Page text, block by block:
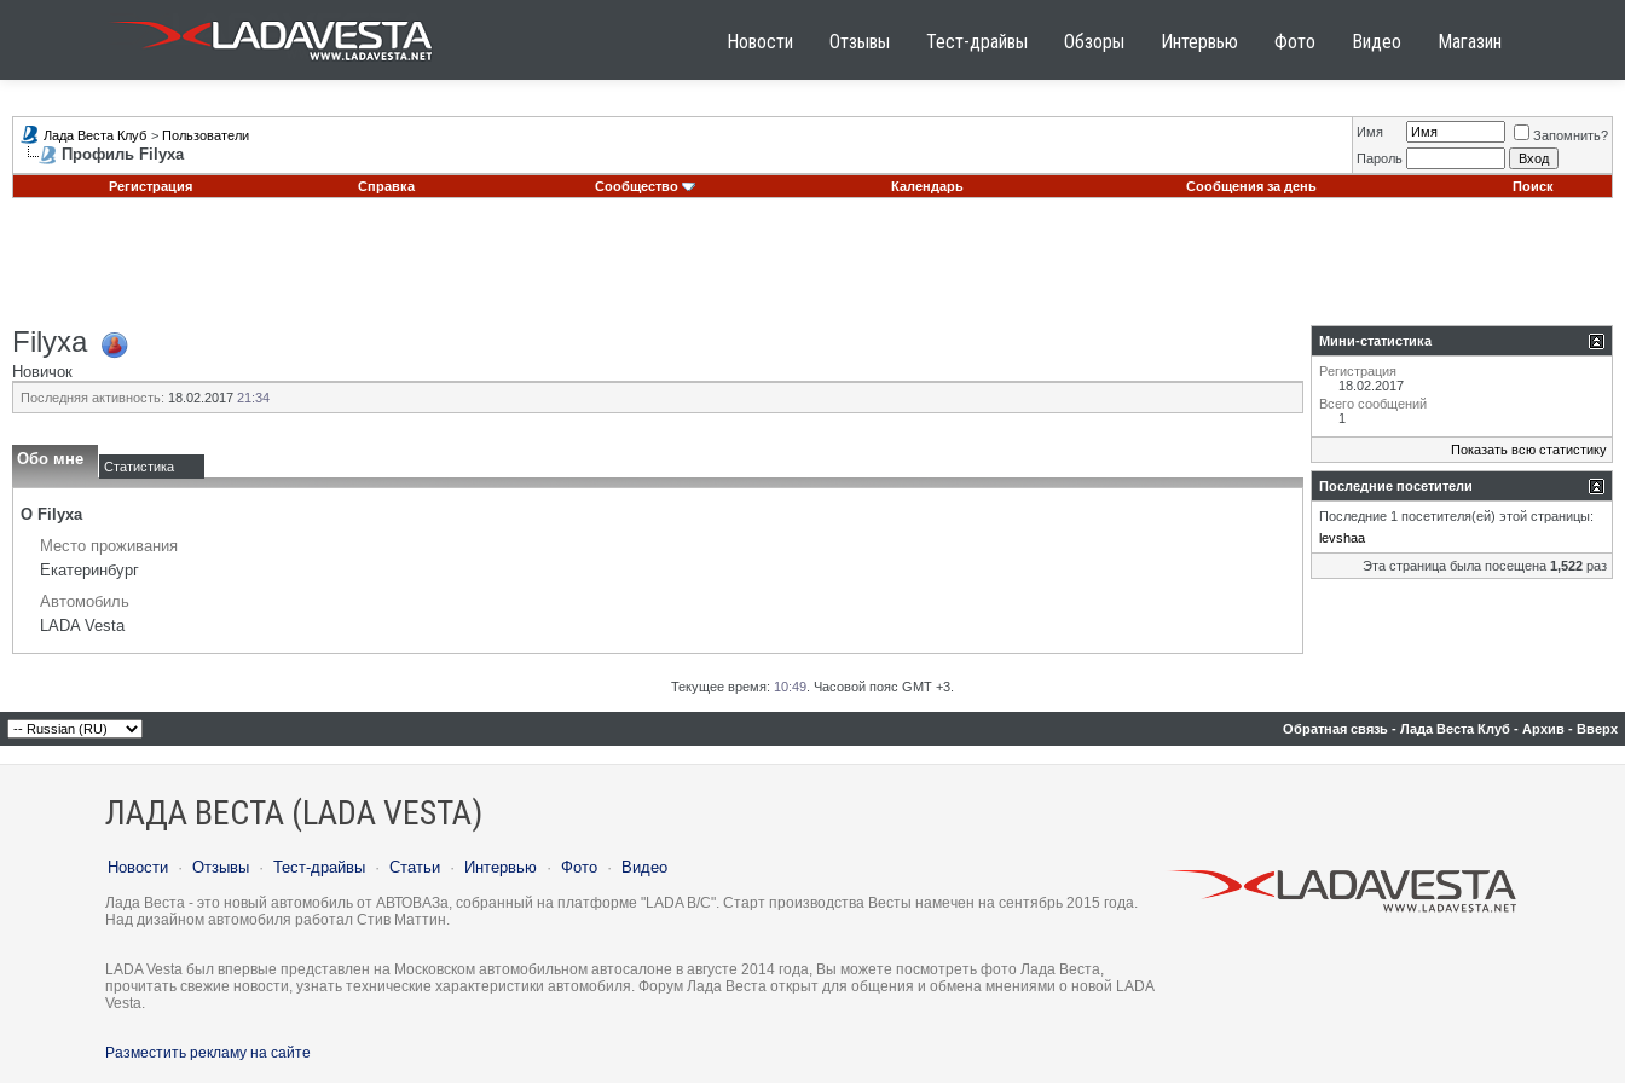
Новости Отзывы Тест-драйвы Обзоры Интервью Фото Видео Магазин
Лада Веста Клуб > Пользователи
Профиль Filyxa
Имя
Запомнить?
Пароль
Регистрация
Справка Сообщество Календарь Сообщения за день Поиск
Filyxa
Новичок
Последняя активность: 18.02.2017 21:34
Обо мне Статистика
О Filyxa
Место проживания
Екатеринбург
Автомобиль
LADA Vesta
Мини-статистика
Регистрация
18.02.2017
Всего сообщений
1
Показать всю статистику
Последние посетители
Последние 1 посетителя(ей) этой страницы:
levshaa
Эта страница была посещена 1,522 раз
Текущее время: 10:49 . Часовой пояс GMT +3.
Обратная связь - Лада Веста Клуб - Архив - Вверх
ЛАДА ВЕСТА (LADA VESTA)
Новости · Отзывы · Тест-драйвы · Статьи · Интервью · Фото · Видео
Лада Веста - это новый автомобиль от АВТОВАЗа, собранный на платформе "LADA B/C". Старт производства Весты намечен на сентябрь 2015 года.
Над дизайном автомобиля работал Стив Маттин.
LADA Vesta был впервые представлен на Московском автомобильном автосалоне в августе 2014 года, Вы можете посмотреть фото Лада Веста,
прочитать свежие новости, узнать технические характеристики автомобиля. Форум Лада Веста открыт для общения и обмена мнениями о новой LADA
Vesta.
Разместить рекламу на сайте